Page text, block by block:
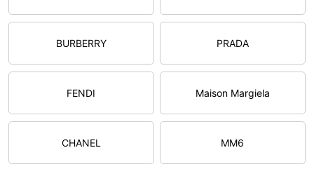
BURBERRY PRADA
FENDI Maison Margiela
CHANEL MM6